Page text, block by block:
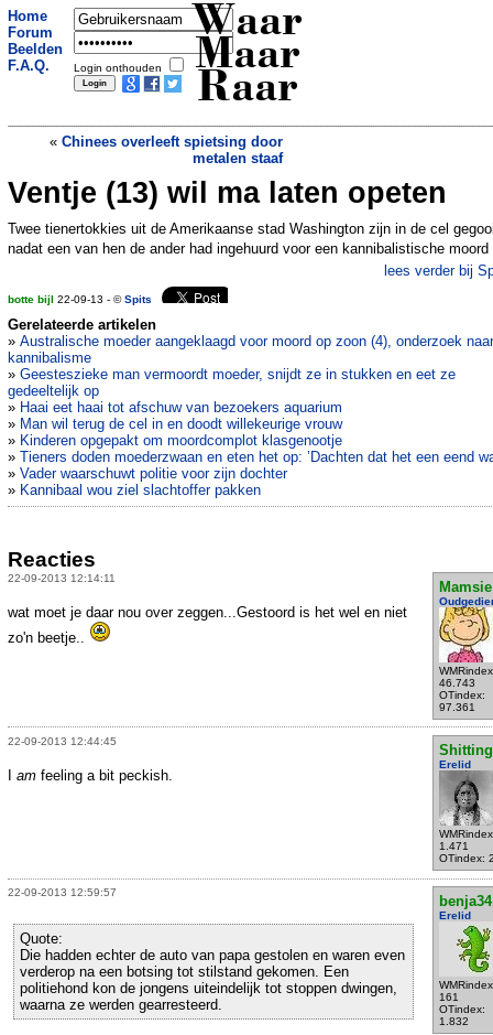
Home
Forum
Beelden
F.A.Q.
Login onthouden
Waar
Maar
Raar
« Chinees overleeft spietsing door
metalen staaf
Taakstraf voor 27-jarige seksdocente
Ventje (13) wil ma laten opeten
Twee tienertokkies uit de Amerikaanse stad Washington zijn in de cel
nadat een van hen de ander had ingehuurd voor een kannibalistische moord
lees verder bij
botte bijl 22-09-13 - ©Spits
Gerelateerde artikelen
» Australische moeder aangeklaagd voor moord op zoon (4), onderzoek naar
kannibalisme
» Geesteszieke man vermoordt moeder, snijdt ze in stukken en eet ze
gedeeltelijk op
» Haai eet haai tot afschuw van bezoekers aquarium
» Man wil terug de cel in en doodt willekeurige vrouw
» Kinderen opgepakt om moordcomplot klasgenootje
» Tieners doden moederzwaan en eten het op: ’Dachten dat het een eend
» Vader waarschuwt politie voor zijn dochter
» Kannibaal wou ziel slachtoffer pakken
Reacties
22-09-2013 12:14:11
Mamsie
46.743
OTindex:
97.361
wat moet je daar nou over zeggen...Gestoord is het wel en niet
zo'n beetje..
22-09-2013 12:44:45
Erelid
1.471
OTindex:
am feeling a bit peckish.
22-09-2013 12:59:57
benja34
Erelid
161
OTindex:
1.832
Quote:
Die hadden echter de auto van papa gestolen en waren even
verderop na een botsing tot stilstand gekomen. Een
politiehond kon de jongens uiteindelijk tot stoppen dwingen,
waarna ze werden gearresteerd.